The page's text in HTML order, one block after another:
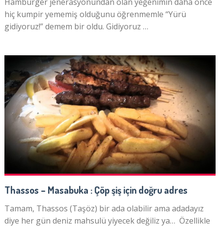
hiç kumpir yememiş olduğunu öğrenmemle “Yürü
gidiyoruz!” demem bir oldu. Gidiyoruz …
Thassos – Masabuka : Çöp şiş için doğru adres
Tamam, Thassos (Taşöz) bir ada olabilir ama adadayız
diye her gün deniz mahsulü yiyecek değiliz ya… Özellikle